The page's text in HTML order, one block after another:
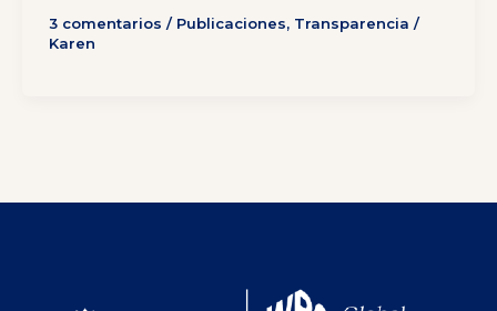
3 comentarios / Publicaciones, Transparencia /
Karen